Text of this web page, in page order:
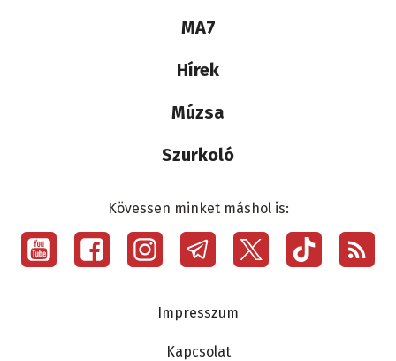
Lábléc
médiacsalád
MA7
Hírek
Múzsa
Szurkoló
Social
menu
Kövessen minket máshol is:
Impresszum
Kapcsolat